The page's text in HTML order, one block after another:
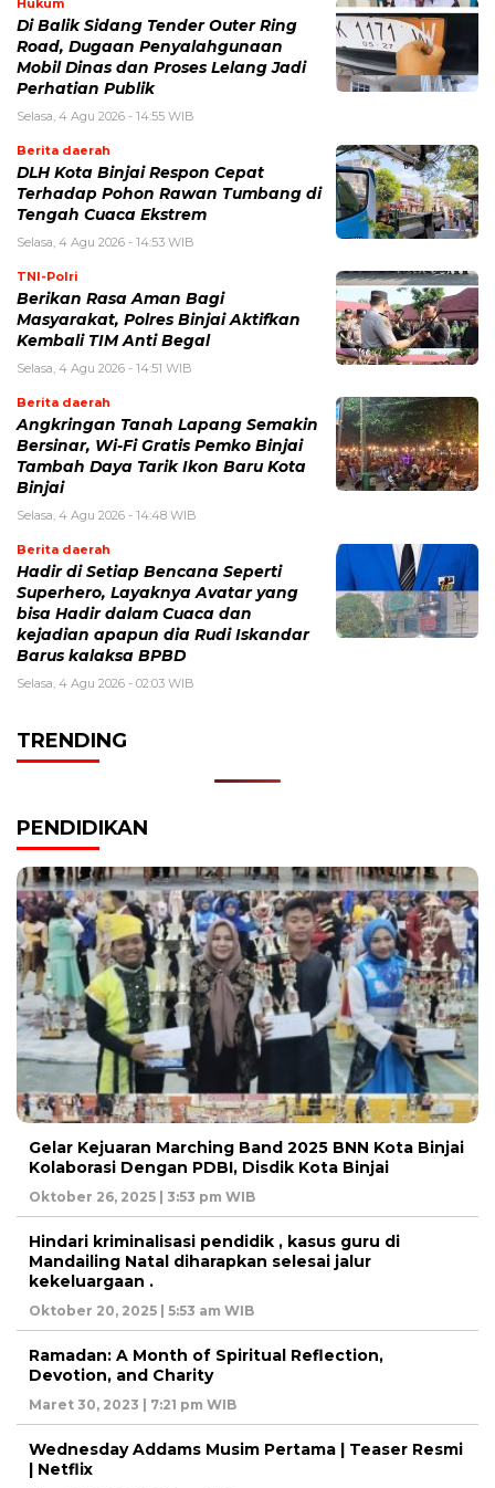
Di Balik Sidang Tender Outer Ring
Road, Dugaan Penyalahgunaan
Mobil Dinas dan Proses Lelang Jadi
Perhatian Publik
Selasa, 4 Agu 2026 - 14:55 WIB
Berita daerah
DLH Kota Binjai Respon Cepat
Terhadap Pohon Rawan Tumbang di
Tengah Cuaca Ekstrem
Selasa, 4 Agu 2026 - 14:53 WIB
TNI-Polri
Berikan Rasa Aman Bagi
Masyarakat, Polres Binjai Aktifkan
Kembali TIM Anti Begal
Selasa, 4 Agu 2026 - 14:51 WIB
Berita daerah
Angkringan Tanah Lapang Semakin
Bersinar, Wi-Fi Gratis Pemko Binjai
Tambah Daya Tarik Ikon Baru Kota
Binjai
Selasa, 4 Agu 2026 - 14:48 WIB
Berita daerah
Hadir di Setiap Bencana Seperti
Superhero, Layaknya Avatar yang
bisa Hadir dalam Cuaca dan
kejadian apapun dia Rudi Iskandar
Barus kalaksa BPBD
Selasa, 4 Agu 2026 - 02:03 WIB
TRENDING
PENDIDIKAN
Gelar Kejuaran Marching Band 2025 BNN Kota Binjai
Kolaborasi Dengan PDBI, Disdik Kota Binjai
Oktober 26, 2025 | 3:53 pm WIB
Hindari kriminalisasi pendidik , kasus guru di
Mandailing Natal diharapkan selesai jalur
kekeluargaan .
Oktober 20, 2025 | 5:53 am WIB
Ramadan: A Month of Spiritual Reflection,
Devotion, and Charity
Maret 30, 2023 | 7:21 pm WIB
Wednesday Addams Musim Pertama | Teaser Resmi
| Netflix